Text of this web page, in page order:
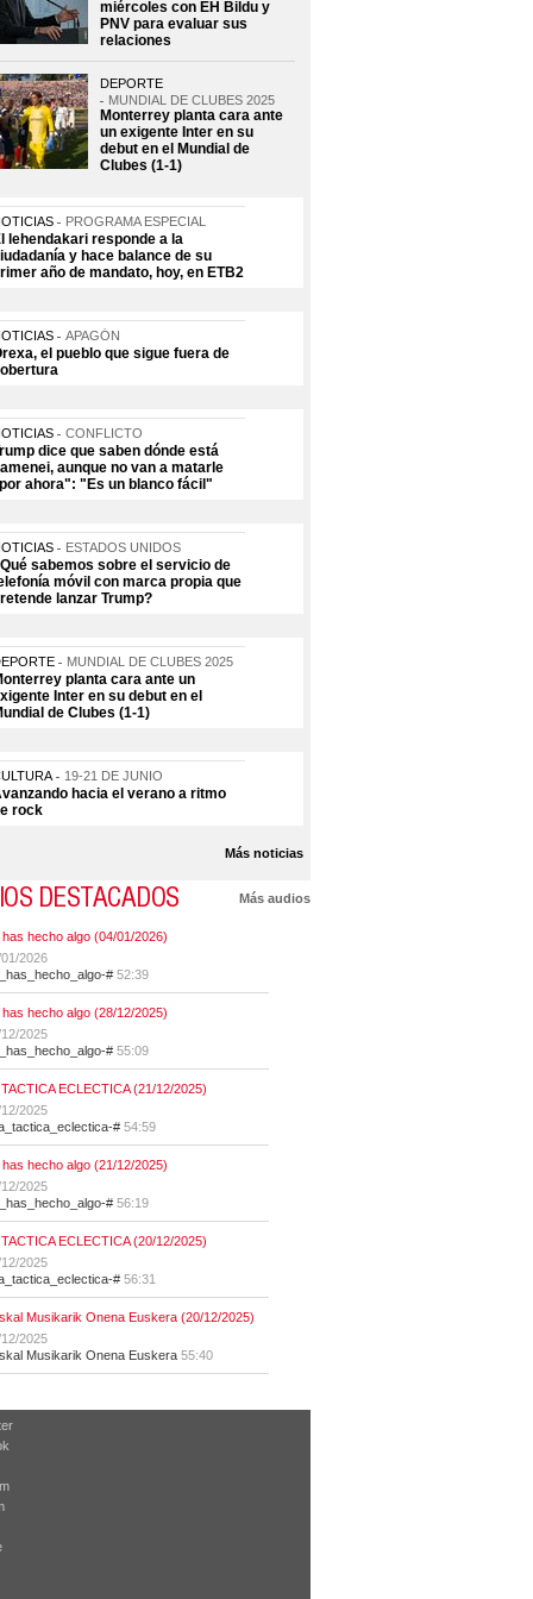
miércoles con EH Bildu y
PNV para evaluar sus
relaciones
DEPORTE
MUNDIAL DE CLUBES 2025
Monterrey planta cara ante
un exigente Inter en su
debut en el Mundial de
Clubes (1-1)
PROGRAMA ESPECIAL
lehendakari responde a la
y hace balance de su
año de mandato, hoy, en ETB2
APAGÓN
el pueblo que sigue fuera de
CONFLICTO
dice que saben dónde está
aunque no van a matarle
ahora": "Es un blanco fácil"
ESTADOS UNIDOS
sabemos sobre el servicio de
móvil con marca propia que
lanzar Trump?
MUNDIAL DE CLUBES 2025
planta cara ante un
Inter en su debut en el
de Clubes (1-1)
19-21 DE JUNIO
hacia el verano a ritmo
rock
Más noticias
DESTACADOS Más audios
hecho algo (04/01/2026)
2026
# 52:39
hecho algo (28/12/2025)
2025
# 55:09
TACTICA ECLECTICA (21/12/2025)
2025
# 54:59
hecho algo (21/12/2025)
2025
# 56:19
TACTICA ECLECTICA (20/12/2025)
2025
# 56:31
Musikarik Onena Euskera (20/12/2025)
2025
Musikarik Onena Euskera 55:40